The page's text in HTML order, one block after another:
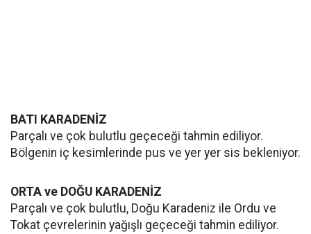
BATI KARADENİZ
Parçalı ve çok bulutlu geçeceği tahmin ediliyor.
Bölgenin iç kesimlerinde pus ve yer yer sis bekleniyor.
ORTA ve DOĞU KARADENİZ
Parçalı ve çok bulutlu, Doğu Karadeniz ile Ordu ve
Tokat çevrelerinin yağışlı geçeceği tahmin ediliyor.